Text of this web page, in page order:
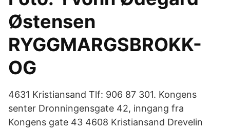
Østensen
RYGGMARGSBROKK-
OG
4631 Kristiansand Tlf: 906 87 301. Kongens
senter Dronningensgate 42, inngang fra
Kongens gate 43 4608 Kristiansand Drevelin